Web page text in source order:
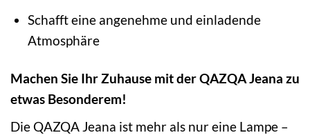
Schafft eine angenehme und einladende
Atmosphäre
Machen Sie Ihr Zuhause mit der QAZQA Jeana zu
etwas Besonderem!
Die QAZQA Jeana ist mehr als nur eine Lampe –